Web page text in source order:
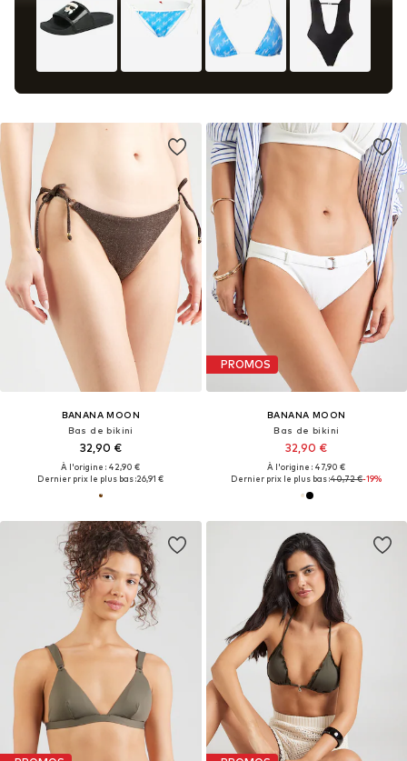
BANANA MOON
Bas de bikini
32,90 €
À l'origine : 42,90 €
Dernier prix le plus bas :26,91 €
PROMOS
BANANA MOON
Bas de bikini
32,90 €
À l'origine : 47,90 €
Dernier prix le plus bas :40,72 €-19%